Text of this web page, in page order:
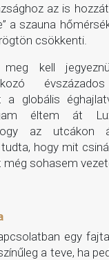
az is
a szauna
csökkenti.
meg kell
a globális
éltem át
hogy az
hogy mit
még sohasem
egy
a teve, ha